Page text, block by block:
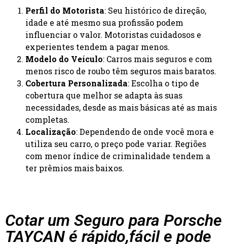
Perfil do Motorista: Seu histórico de direção,
idade e até mesmo sua profissão podem
influenciar o valor. Motoristas cuidadosos e
experientes tendem a pagar menos.
Modelo do Veículo: Carros mais seguros e com
menos risco de roubo têm seguros mais baratos.
Cobertura Personalizada: Escolha o tipo de
cobertura que melhor se adapta às suas
necessidades, desde as mais básicas até as mais
completas.
Localização: Dependendo de onde você mora e
utiliza seu carro, o preço pode variar. Regiões
com menor índice de criminalidade tendem a
ter prêmios mais baixos.
Cotar um Seguro para Porsche
TAYCAN é rápido,fácil e pode